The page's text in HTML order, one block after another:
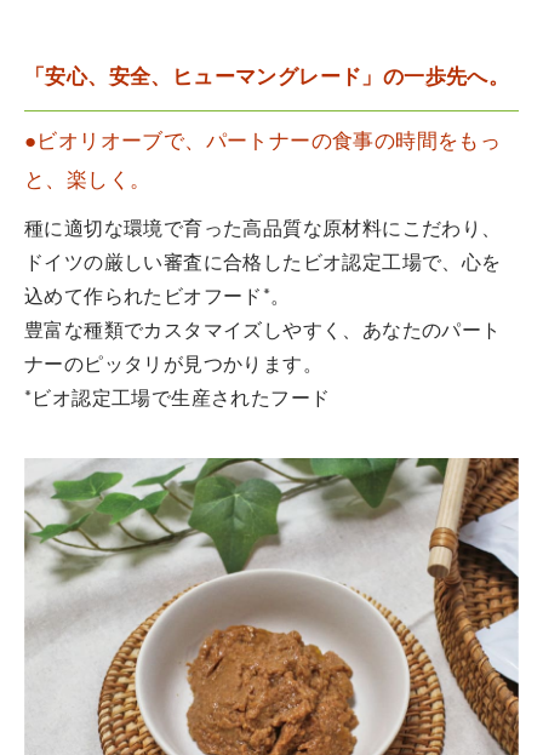
「安心、安全、ヒューマングレード」の一歩先へ。
●ビオリオーブで、パートナーの食事の時間をもっ
と、楽しく。
種に適切な環境で育った高品質な原材料にこだわり、
ドイツの厳しい審査に合格したビオ認定工場で、心を
込めて作られたビオフード*。
豊富な種類でカスタマイズしやすく、あなたのパート
ナーのピッタリが見つかります。
*ビオ認定工場で生産されたフード